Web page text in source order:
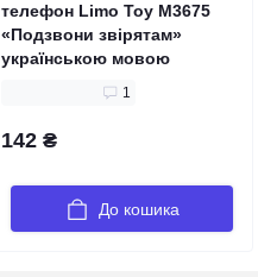
телефон Limo Toy M3675
«Подзвони звірятам»
українською мовою
1
142 ₴
До кошика